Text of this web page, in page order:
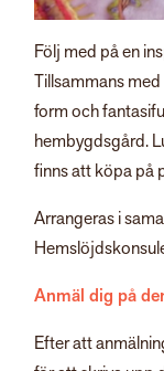
Följ med på en
Tillsammans
form och
hembygdsgård.
finns att köpa på
Arrangeras i
Anmäl dig på
Efter att